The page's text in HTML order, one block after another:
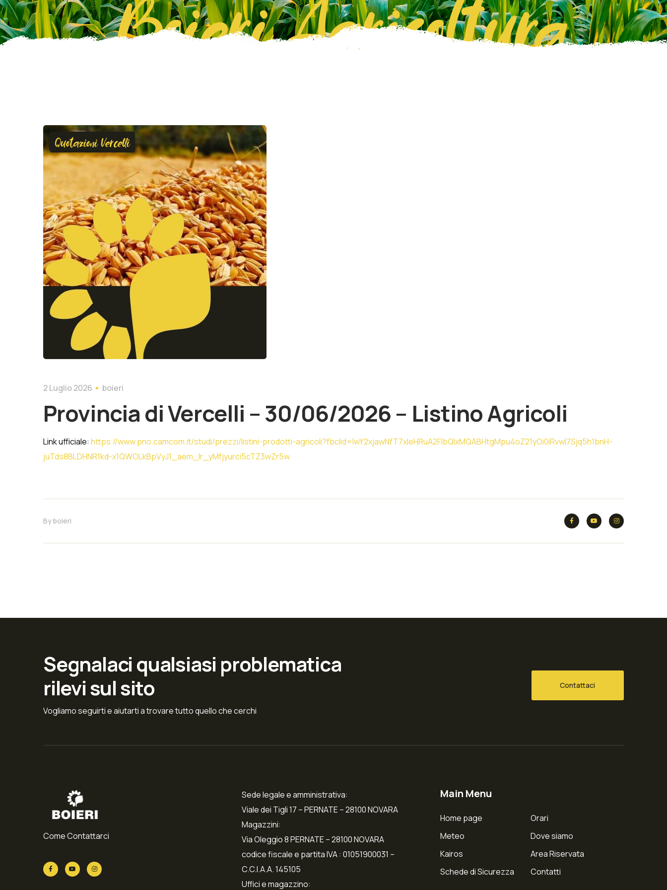
Boieri Agricoltura
Quotazioni Vercelli
2 Luglio 2026 boieri
Provincia di Vercelli – 30/06/2026 – Listino Agricoli
Link ufficiale: https://www.pno.camcom.it/studi/prezzi/listini-prodotti-agricoli?fbclid=IwY2xjawNfT7xleHRuA2FlbQIxMQABHtgMpu4oZ21yOi0iRvwI7Sjq5h1bnH-
juTds8BLDHNR1kd-x1QWOLkBpVyJ1_aem_Ir_yMfjyurci5cTZ3wZr5w
Byboieri
Segnalaci qualsiasi problematica
rilevi sul sito
Vogliamo seguirti e aiutarti a trovare tutto quello che cerchi
Contattaci
Come Contattarci
Sede legale e amministrativa:
Viale dei Tigli 17 – PERNATE – 28100 NOVARA
Magazzini:
Via Oleggio 8 PERNATE – 28100 NOVARA
codice fiscale e partita IVA : 01051900031 –
C.C.I.A.A. 145105
Uffici e magazzino:
Main Menu
Home page
Meteo
Kairos
Schede di Sicurezza
Orari
Dove siamo
Area Riservata
Contatti